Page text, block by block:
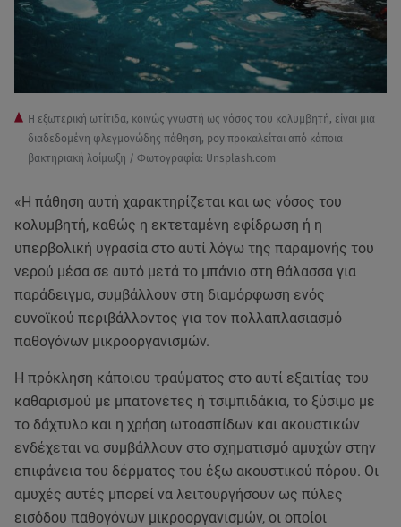
Η εξωτερική ωτίτιδα, κοινώς γνωστή ως νόσος του κολυμβητή, είναι μια
διαδεδομένη φλεγμονώδης πάθηση, poy προκαλείται από κάποια
βακτηριακή λοίμωξη / Φωτογραφία: Unsplash.com
«Η πάθηση αυτή χαρακτηρίζεται και ως νόσος του
κολυμβητή, καθώς η εκτεταμένη εφίδρωση ή η
υπερβολική υγρασία στο αυτί λόγω της παραμονής του
νερού μέσα σε αυτό μετά το μπάνιο στη θάλασσα για
παράδειγμα, συμβάλλουν στη διαμόρφωση ενός
ευνοϊκού περιβάλλοντος για τον πολλαπλασιασμό
παθογόνων μικροοργανισμών.
Η πρόκληση κάποιου τραύματος στο αυτί εξαιτίας του
καθαρισμού με μπατονέτες ή τσιμπιδάκια, το ξύσιμο με
το δάχτυλο και η χρήση ωτοασπίδων και ακουστικών
ενδέχεται να συμβάλλουν στο σχηματισμό αμυχών στην
επιφάνεια του δέρματος του έξω ακουστικού πόρου. Οι
αμυχές αυτές μπορεί να λειτουργήσουν ως πύλες
εισόδου παθογόνων μικροοργανισμών, οι οποίοι